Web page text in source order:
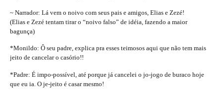
~ Narrador: Lá vem o noivo com seus pais e amigos, Elias e Zezé!
(Elias e Zezé tentam tirar o “noivo falso” de idéia, fazendo a maior
bagunça)
*Monildo: Ô seu padre, explica pra esses teimosos aqui que não tem mais
jeito de cancelar o casório!!
*Padre: É impo-possível, até porque já cancelei o jo-jogo de buraco hoje
que eu ia. O je-jeito é casar mesmo!